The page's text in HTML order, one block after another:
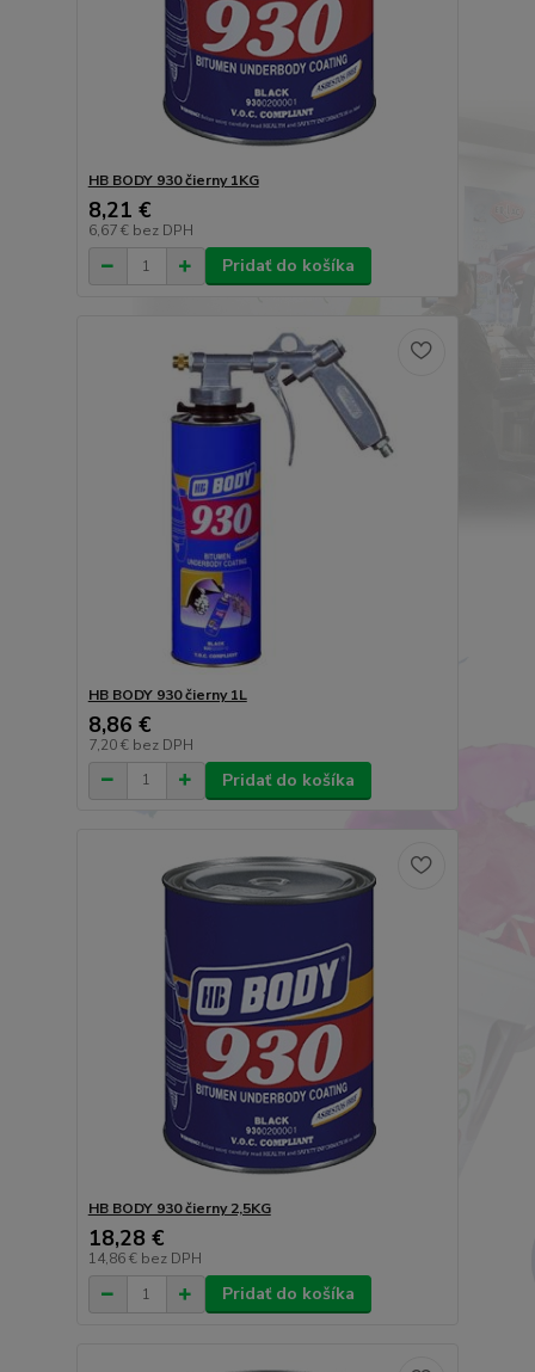
HB BODY 930 čierny 1KG
8,21 €
6,67 € bez DPH
Pridať do košíka
HB BODY 930 čierny 1L
8,86 €
7,20 € bez DPH
Pridať do košíka
HB BODY 930 čierny 2,5KG
18,28 €
14,86 € bez DPH
Pridať do košíka